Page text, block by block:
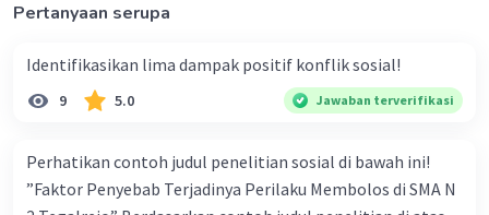
pembangunan dapat memberikan
informasi yang berguna bagi pembuat
kebijakan dalam merumuskan kebijakan
pembangunan yang efektif dan tepat
Membantu dalam meningkatkan
partisipasi masyarakat dalam
Pertanyaan serupa
Identifikasikan lima dampak positif konflik sosial!
9 5.0 Jawaban terverifikasi
Perhatikan contoh judul penelitian sosial di bawah ini!
”Faktor Penyebab Terjadinya Perilaku Membolos di SMA N